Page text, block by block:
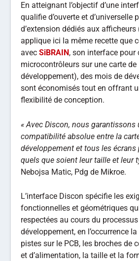
En atteignant l’objectif d’une
qualifie d’ouverte et d’universelle
d’extension dédiés aux afficheurs
applique ici la même recette que
avecSiBRAIN , son interface pour
microcontrôleurs sur une carte de
développement), des mois de
sont économisés tout en offrant
flexibilité de conception.
« Avec Discon, nous garantissons
compatibilité absolue entre la
développement et tous les écrans
quels que soient leur taille et leur
Nebojsa Matic, Pdg de Mikroe.
L’interface Discon spécifie les
fonctionnelles et géométriques
respectées au cours du
développement, en l’occurrence
pistes sur le PCB, les broches de
et d’alimentation, la taille et la